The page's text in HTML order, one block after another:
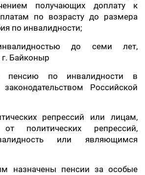
получающих доплату к
по возрасту до размера
по инвалидности;
до семи лет,
Байконыр
пенсию по инвалидности в
Российской
репрессий или лицам,
политических репрессий,
или являющимся
назначены пенсии за особые